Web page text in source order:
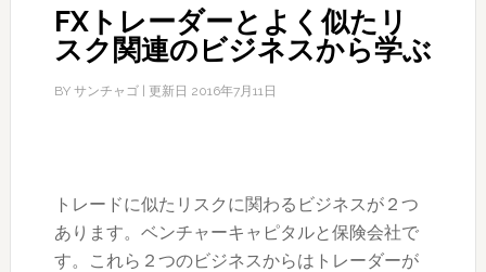
FXトレーダーとよく似たリ
スク関連のビジネスから学ぶ
BY サンチャゴ| 更新日 2016年7月11日
トレードに似たリスクに関わるビジネスが２つ
あります。ベンチャーキャピタルと保険会社で
す。これら２つのビジネスからはトレーダーが